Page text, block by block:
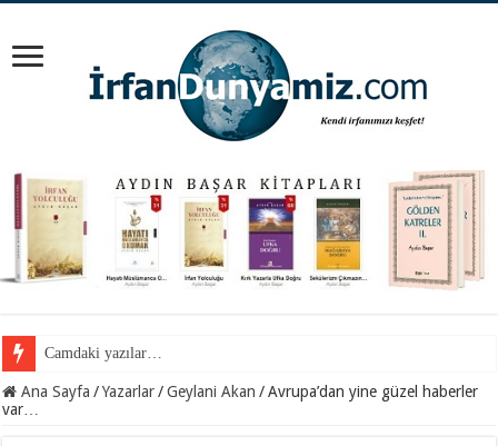
Cemil Gül Hocaefendi ile samimi bir sohbet…
Ana Sayfa / Yazarlar / Geylani Akan / Avrupa’dan yine güzel haberler
var…